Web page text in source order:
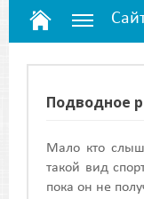
Подводное
Мало кто
такой вид
пока он не